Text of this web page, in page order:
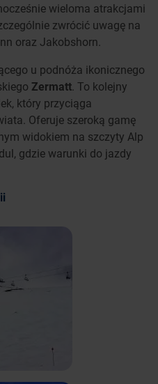
wieloma atrakcjami
zwrócić uwagę na
oraz Jakobshorn.
u podnóża ikonicznego
Zermatt. To kolejny
który przyciąga
Oferuje szeroką gamę
widokiem na szczyty Alp
gdzie warunki do jazdy